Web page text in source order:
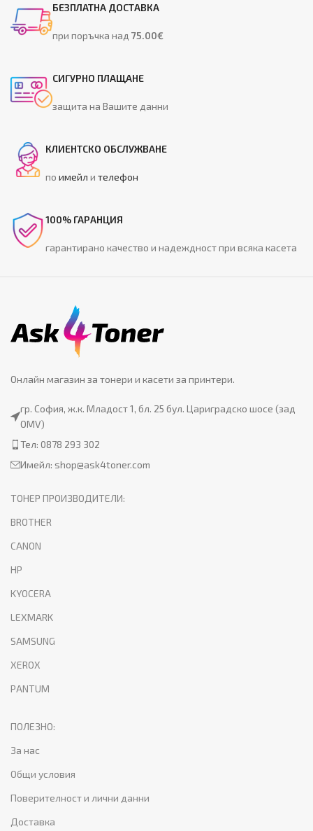
БЕЗПЛАТНА ДОСТАВКА
при поръчка над75.00€
СИГУРНО ПЛАЩАНЕ
защита на Вашите данни
КЛИЕНТСКО ОБСЛУЖВАНЕ
поимейл ителефон
100% ГАРАНЦИЯ
гарантирано качество и надеждност при всяка касета
Онлайн магазин за тонери и касети за принтери.
гр. София, ж.к. Младост 1, бл. 25 бул. Цариградско шосе (зад
OMV)
Тел: 0878 293 302
Имейл: shop@ask4toner.com
ТОНЕР ПРОИЗВОДИТЕЛИ:
BROTHER
CANON
HP
KYOCERA
LEXMARK
SAMSUNG
XEROX
PANTUM
ПОЛЕЗНО:
За нас
Общи условия
Поверителност и лични данни
Доставка